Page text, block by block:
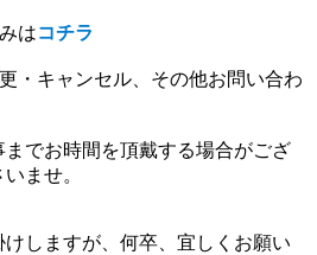
はコチラ
・キャンセル、その他お問い合わ
でお時間を頂戴する場合がござ
ませ。
しますが、何卒、宜しくお願い